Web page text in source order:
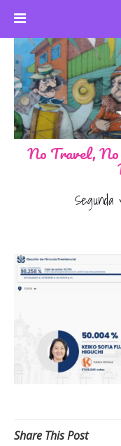
No Travel,
Share This Post